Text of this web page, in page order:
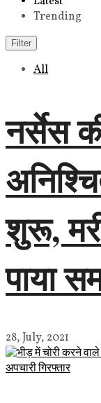
Trending
Filter
All
नर्सेस
शुरू,
पाया
28, July, 2021